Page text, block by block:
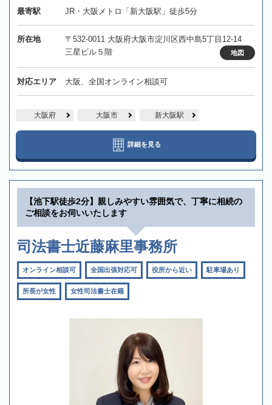
最寄駅 JR・大阪メトロ「新大阪駅」徒歩5分
所在地
〒532-0011 大阪府大阪市淀川区西中島5丁目12-14
三星ビル５階
地図
対応エリア 大阪、全国オンライン相談可
大阪府 大阪市 新大阪駅
詳細を見る
【池下駅徒歩2分】親しみやすい雰囲気で、丁寧に相続の
ご相談をお伺いいたします
司法書士近藤麻里事務所
オンライン相談可 全国出張対応可 役所から近い 駐車場あり
所長が女性 女性司法書士在籍